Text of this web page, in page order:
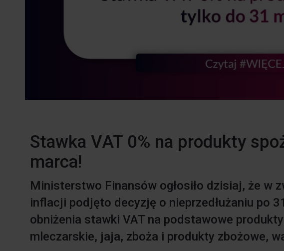
Stawka VAT 0% na produkty
marca!
Ministerstwo Finansów ogłosiło dzisiaj, że w
inflacji podjęto decyzję o nieprzedłużaniu po
obniżenia stawki VAT na podstawowe
mleczarskie, jaja, zboża i produkty zbożowe,